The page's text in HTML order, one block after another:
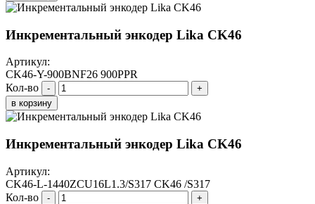
Инкрементальный энкодер Lika CK46
Артикул:
CK46-Y-900BNF26 900PPR
Кол-во
-
+
в корзину
Инкрементальный энкодер Lika CK46
Артикул:
CK46-L-1440ZCU16L1.3/S317 CK46 /S317
Кол-во
-
+